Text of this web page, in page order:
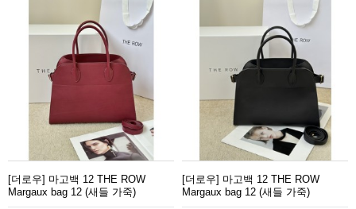
[더로우] 마고백 12 THE ROW
Margaux bag 12 (새들 가죽)
[더로우] 마고백 12 THE ROW
Margaux bag 12 (새들 가죽)